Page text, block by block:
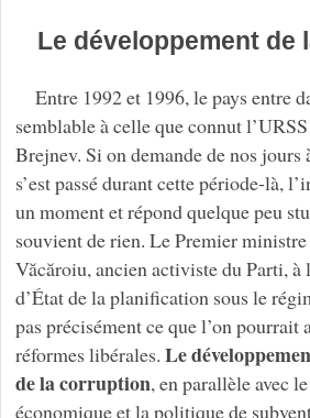
Le développement de
Entre 1992 et 1996, le pays entre
semblable à celle que connut
Brejnev. Si on demande de nos jours
s’est passé durant cette période-là,
un moment et répond quelque peu
souvient de rien. Le Premier
Văcăroiu, ancien activiste du Parti, à
d’État de la planification sous le
pas précisément ce que l’on pourrait
réformes libérales. Le
de la corruption, en parallèle avec
économique et la politique de